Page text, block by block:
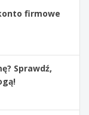
firmowe
Sprawdź,